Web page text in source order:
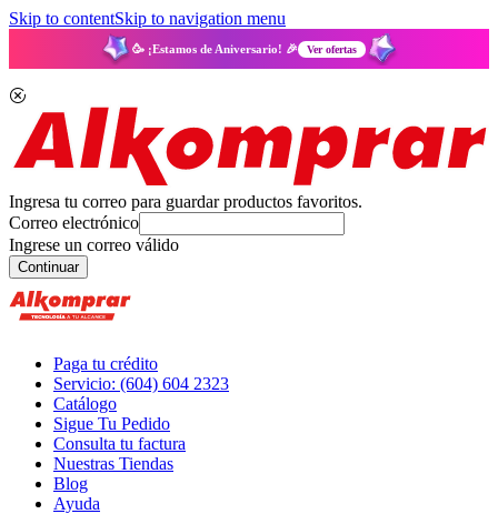
Skip to contentSkip to navigation menu
🥳 ¡Estamos de Aniversario! 🎉 Ver ofertas
Ingresa tu correo para guardar productos favoritos.
Correo electrónico
Ingrese un correo válido
Continuar
Paga tu crédito
Servicio: (604) 604 2323
Catálogo
Sigue Tu Pedido
Consulta tu factura
Nuestras Tiendas
Blog
Ayuda